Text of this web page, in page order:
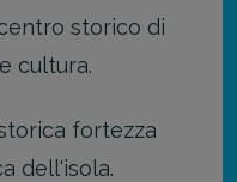
storico di
cultura.
fortezza
dell'isola.